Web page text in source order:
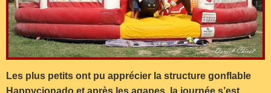
Les plus petits ont pu apprécier la structure gonflable